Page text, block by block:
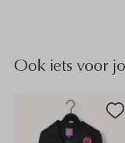
Ook iets voor